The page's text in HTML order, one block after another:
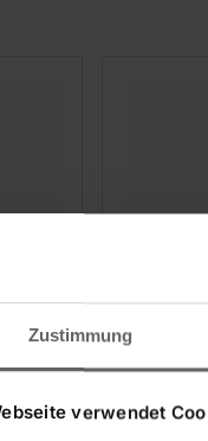
Zustimmung
verwendet
Taza-
dark